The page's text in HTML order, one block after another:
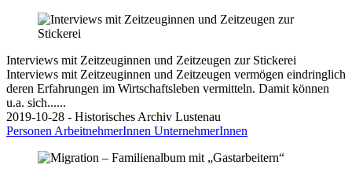
Interviews mit Zeitzeuginnen und Zeitzeugen zur Stickerei
Interviews mit Zeitzeuginnen und Zeitzeugen vermögen eindringlich
deren Erfahrungen im Wirtschaftsleben vermitteln. Damit können
u.a. sich......
2019-10-28 - Historisches Archiv Lustenau
Personen ArbeitnehmerInnen UnternehmerInnen